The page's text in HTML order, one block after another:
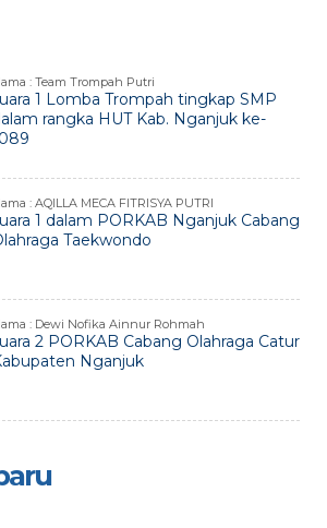
: Team Trompah Putri
1 Lomba Trompah tingkap SMP
rangka HUT Kab. Nganjuk ke-
: AQILLA MECA FITRISYA PUTRI
1 dalam PORKAB Nganjuk Cabang
Taekwondo
: Dewi Nofika Ainnur Rohmah
2 PORKAB Cabang Olahraga Catur
Nganjuk